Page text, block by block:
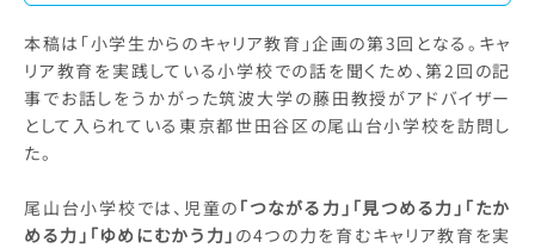
本稿は「小学生からのキャリア教育」企画の第3回となる。キャ
リア教育を実践している小学校での話を聞くため、第2回の記
事でお話しをうかがった筑波大学の藤田教授がアドバイザー
として入られている東京都世田谷区の尾山台小学校を訪問し
た。
尾山台小学校では、児童の 「つながる力」「見つめる力」「たか
める力」「ゆめにむかう力」 の4つの力を育むキャリア教育を実